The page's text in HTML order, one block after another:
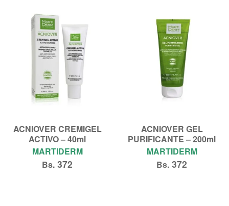
ACNIOVER CREMIGEL
ACTIVO – 40ml
MARTIDERM
Bs. 372
ACNIOVER GEL
PURIFICANTE – 200ml
MARTIDERM
Bs. 372